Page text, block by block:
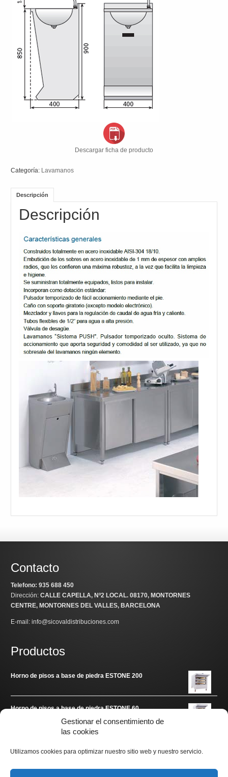
Gestionar el consentimiento de
las cookies
Utilizamos cookies para optimizar nuestro sitio web y nuestro servicio.
Descargar ficha de producto
Categoría: Lavamanos
Descripción
Descripción
Contacto
Telefono: 935 688 450
Dirección:CALLE CAPELLA, Nº2 LOCAL. 08170, MONTORNES
CENTRE, MONTORNES DEL VALLES, BARCELONA
E-mail: info@sicovaldistribuciones.com
Productos
Horno de pisos a base de piedra ESTONE 200
Horno de pisos a base de piedra ESTONE 60
Enlaces de interés
www.arditec.es